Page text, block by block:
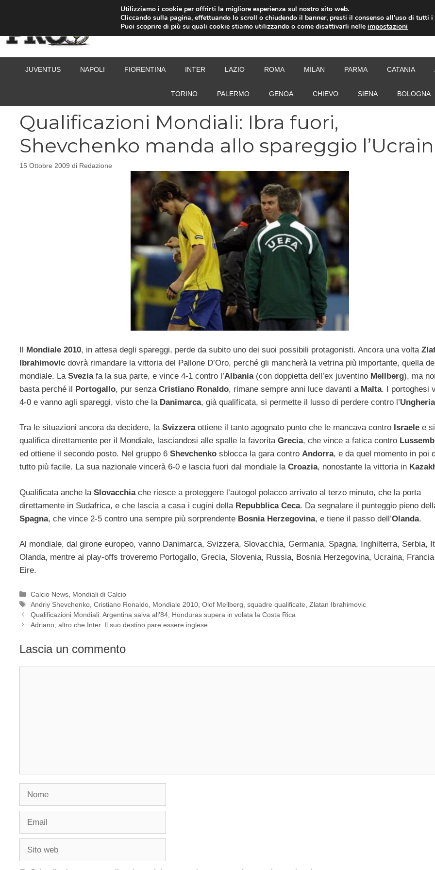
JUVENTUS NAPOLI FIORENTINA INTER LAZIO ROMA MILAN PARMA CATANIA
TORINO PALERMO GENOA CHIEVO SIENA BOLOGNA
Qualificazioni Mondiali: Ibra fuori,
Shevchenko manda allo spareggio
15 Ottobre 2009 di Redazione
Il Mondiale 2010, in attesa degli spareggi, perde da subito uno dei suoi possibili protagonisti. Ancora una volta
Ibrahimovic dovrà rimandare la vittoria del Pallone D’Oro, perché gli mancherà la vetrina più importante, quella
mondiale. La Svezia fa la sua parte, e vince 4-1 contro l’Albania (con doppietta dell’ex juventino Mellberg), ma
basta perché il Portogallo, pur senza Cristiano Ronaldo, rimane sempre anni luce davanti a Malta. I portoghesi
4-0 e vanno agli spareggi, visto che la Danimarca, già qualificata, si permette il lusso di perdere contro l’Ungheria
Tra le situazioni ancora da decidere, la Svizzera ottiene il tanto agognato punto che le mancava contro Israele e si
qualifica direttamente per il Mondiale, lasciandosi alle spalle la favorita Grecia, che vince a fatica contro
ed ottiene il secondo posto. Nel gruppo 6 Shevchenko sblocca la gara contro Andorra, e da quel momento in poi
tutto più facile. La sua nazionale vincerà 6-0 e lascia fuori dal mondiale la Croazia, nonostante la vittoria in
Qualificata anche la Slovacchia che riesce a proteggere l’autogol polacco arrivato al terzo minuto, che la porta
direttamente in Sudafrica, e che lascia a casa i cugini della Repubblica Ceca. Da segnalare il punteggio pieno
Spagna, che vince 2-5 contro una sempre più sorprendente Bosnia Herzegovina, e tiene il passo dell’Olanda.
Al mondiale, dal girone europeo, vanno Danimarca, Svizzera, Slovacchia, Germania, Spagna, Inghilterra, Serbia,
Olanda, mentre ai play-offs troveremo Portogallo, Grecia, Slovenia, Russia, Bosnia Herzegovina, Ucraina, Francia
Eire.
Categorie
Calcio News Mondiali di Calcio
Tag
Andriy Shevchenko ,Cristiano Ronaldo Mondiale 2010 ,Olof Mellberg ,squadre qualificate ,Zlatan Ibrahimovic
Qualificazioni Mondiali: Argentina salva all’84, Honduras supera in volata la Costa Rica
Adriano, altro che Inter. Il suo destino pare essere inglese
Lascia un commento
Nome
Email
Sito
Utilizziamo i cookie per offrirti la migliore esperienza sul nostro sito web.
Cliccando sulla pagina, effettuando lo scroll o chiudendo il banner, presti il consenso all’uso di tutti i
Puoi scoprire di più su quali cookie stiamo utilizzando o come disattivarli nelleimpostazioni